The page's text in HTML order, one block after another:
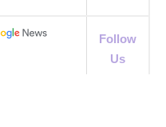
Follow
Us